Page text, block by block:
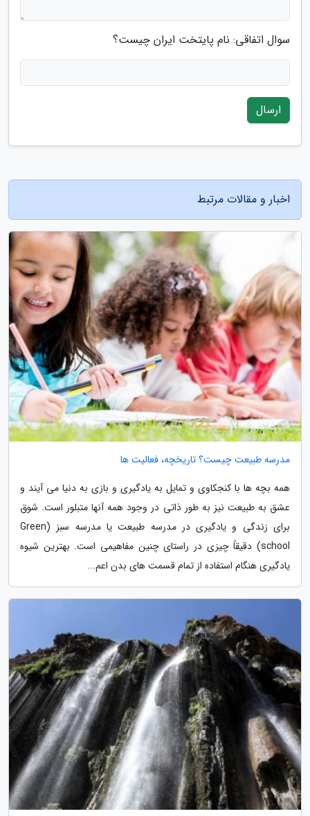
سوال اتفاقی: نام پایتخت ایران چیست؟
ارسال
اخبار و مقالات مرتبط
مدرسه طبیعت چیست؟ تاریخچه، فعالیت ها
همه بچه ها با کنجکاوی و تمایل به یادگیری و بازی به دنیا می آیند و
عشق به طبیعت نیز به طور ذاتی در وجود همه آنها متبلور است. شوق
برای زندگی و یادگیری در مدرسه طبیعت یا مدرسه سبز (Green
school) دقیقاً چیزی در راستای چنین مفاهیمی است. بهترین شیوه
یادگیری هنگام استفاده از تمام قسمت های بدن اعم...